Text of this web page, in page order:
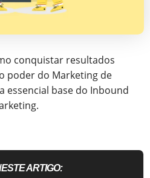
conquistar resultados
poder do Marketing de
essencial base do Inbound
ARTIGO: